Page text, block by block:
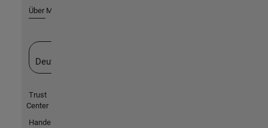
Über MathWorks
Deutschland
Trust
Center
Handelsmarken